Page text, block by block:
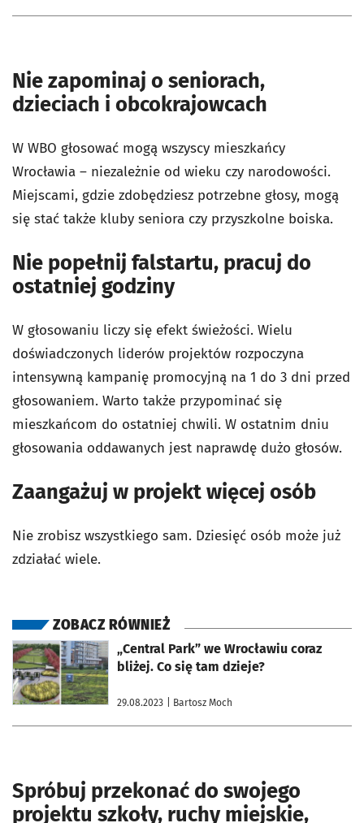
Nie zapominaj o seniorach,
dzieciach i obcokrajowcach
W WBO głosować mogą wszyscy mieszkańcy
Wrocławia – niezależnie od wieku czy narodowości.
Miejscami, gdzie zdobędziesz potrzebne głosy, mogą
się stać także kluby seniora czy przyszkolne boiska.
Nie popełnij falstartu, pracuj do
ostatniej godziny
W głosowaniu liczy się efekt świeżości. Wielu
doświadczonych liderów projektów rozpoczyna
intensywną kampanię promocyjną na 1 do 3 dni przed
głosowaniem. Warto także przypominać się
mieszkańcom do ostatniej chwili. W ostatnim dniu
głosowania oddawanych jest naprawdę dużo głosów.
Zaangażuj w projekt więcej osób
Nie zrobisz wszystkiego sam. Dziesięć osób może już
zdziałać wiele.
ZOBACZ RÓWNIEŻ
„Central Park” we Wrocławiu coraz
bliżej. Co się tam dzieje?
29.08.2023 | Bartosz Moch
otworzy się w nowej karcie
Spróbuj przekonać do swojego
projektu szkoły, ruchy miejskie,